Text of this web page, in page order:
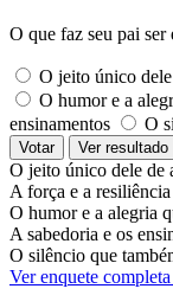
O que faz seu pai ser
O jeito único
O humor e a
ensinamentos
O
Votar Ver resultado
O jeito único dele de
A força e a
O humor e a alegria
A sabedoria e os
O silêncio que
Ver enquete